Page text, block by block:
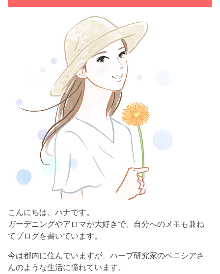
こんにちは、ハナです。
ガーデニングやアロマが大好きで、自分へのメモも兼ね
てブログを書いています。
今は都内に住んでいますが、ハーブ研究家のベニシアさ
んのような生活に憧れています。